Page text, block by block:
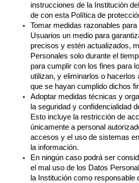
instrucciones de la Institución
de con esta Política de
Tomar medidas razonables
Usuarios un medio para
precisos y estén actualizados,
Personales solo durante el
para cumplir con los fines para
utilizan, y eliminarlos o hacerlos
que se hayan cumplido dichos
Adoptar medidas técnicas y
la seguridad y confidencialidad
Esto incluye la restricción de
únicamente a personal
accesos y el uso de sistemas
la información.
En ningún caso podrá ser
el mal uso de los Datos
la Institución como responsable